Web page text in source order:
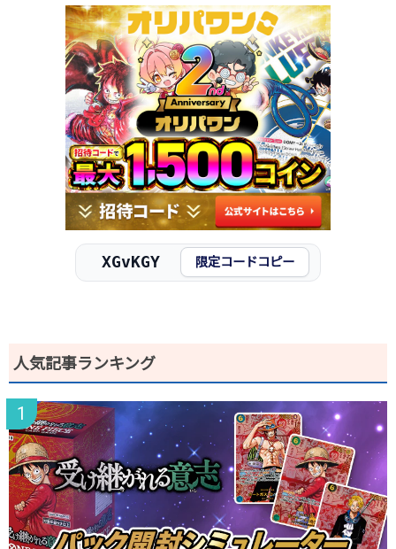
XGvKGY 限定コードコピー
人気記事ランキング